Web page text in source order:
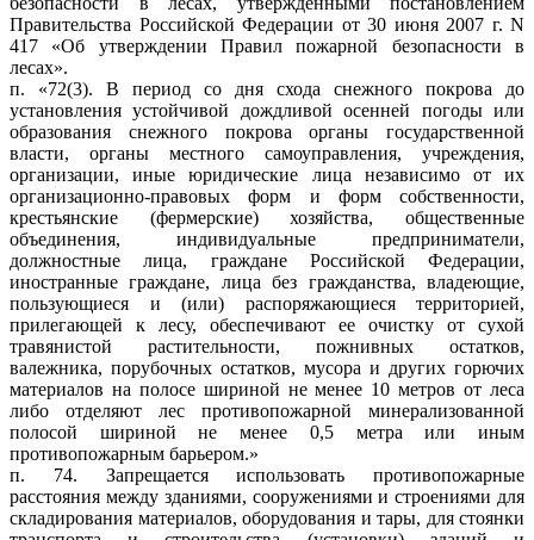
Правительства Российской Федерации от 30 июня 2007 г. N
417 «Об утверждении Правил пожарной безопасности в
лесах».
п. «72(3). В период со дня схода снежного покрова до
установления устойчивой дождливой осенней погоды или
образования снежного покрова органы государственной
власти, органы местного самоуправления, учреждения,
организации, иные юридические лица независимо от их
организационно-правовых форм и форм собственности,
крестьянские (фермерские) хозяйства, общественные
объединения, индивидуальные предприниматели,
должностные лица, граждане Российской Федерации,
иностранные граждане, лица без гражданства, владеющие,
пользующиеся и (или) распоряжающиеся территорией,
прилегающей к лесу, обеспечивают ее очистку от сухой
травянистой растительности, пожнивных остатков,
валежника, порубочных остатков, мусора и других горючих
материалов на полосе шириной не менее 10 метров от леса
либо отделяют лес противопожарной минерализованной
полосой шириной не менее 0,5 метра или иным
противопожарным барьером.»
п. 74. Запрещается использовать противопожарные
расстояния между зданиями, сооружениями и строениями для
складирования материалов, оборудования и тары, для стоянки